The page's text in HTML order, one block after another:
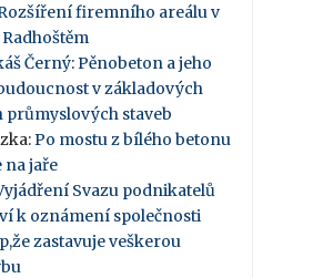
firemního areálu v
Černý: Pěnobeton a jeho
v základových
staveb
: Po mostu z bílého betonu
na jaře
Svazu podnikatelů
k oznámení společnosti
zastavuje veškerou